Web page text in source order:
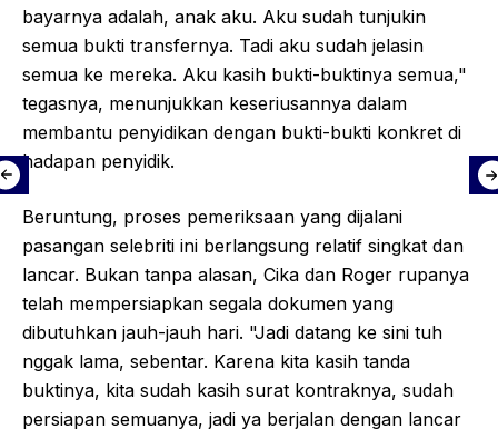
bayarnya adalah, anak aku. Aku sudah tunjukin
semua bukti transfernya. Tadi aku sudah jelasin
semua ke mereka. Aku kasih bukti-buktinya semua,"
tegasnya, menunjukkan keseriusannya dalam
membantu penyidikan dengan bukti-bukti konkret di
hadapan penyidik.
Beruntung, proses pemeriksaan yang dijalani
pasangan selebriti ini berlangsung relatif singkat dan
lancar. Bukan tanpa alasan, Cika dan Roger rupanya
telah mempersiapkan segala dokumen yang
dibutuhkan jauh-jauh hari. "Jadi datang ke sini tuh
nggak lama, sebentar. Karena kita kasih tanda
buktinya, kita sudah kasih surat kontraknya, sudah
persiapan semuanya, jadi ya berjalan dengan lancar